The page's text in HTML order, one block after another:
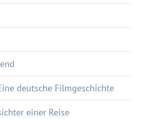
deutsche Filmgeschichte
einer Reise